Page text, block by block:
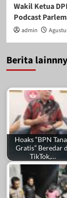
Wakil Ketua
Podcast
admin
Berita
Hoaks “BPN
Gratis” Beredar
TikTok,…